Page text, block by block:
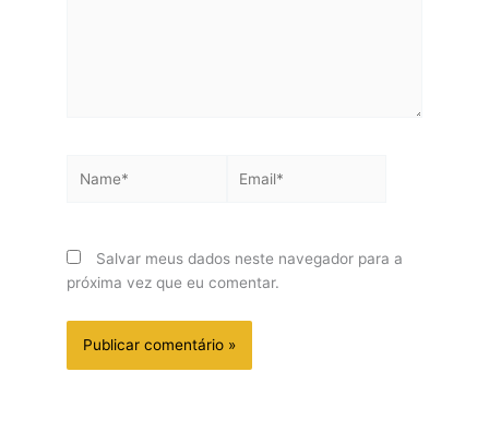
Salvar meus dados neste navegador para a
próxima vez que eu comentar.